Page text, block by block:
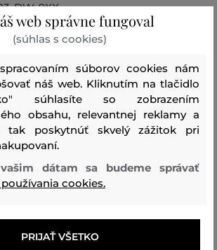
DW-9XX
Zloženie
Odporúčané produkty
web správne fungoval
(súhlas s cookies)
súborov cookies nám
náš web. Kliknutím na tlačidlo
súhlasíte so zobrazením
obsahu, relevantnej reklamy a
tak poskytnúť skvelý zážitok pri
dátam sa budeme správať
cookies.
PRIJAŤ VŠETKO